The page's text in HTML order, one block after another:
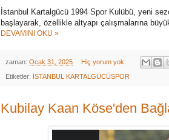
İstanbul Kartalgücü 1994 Spor Kulübü, yeni
başlayarak, özellikle altyapı çalışmalarına
DEVAMINI OKU »
zaman: Ocak 31, 2025 Hiç yorum yok:
Etiketler: İSTANBUL KARTALGÜCÜSPOR
Kubilay Kaan Köse'den